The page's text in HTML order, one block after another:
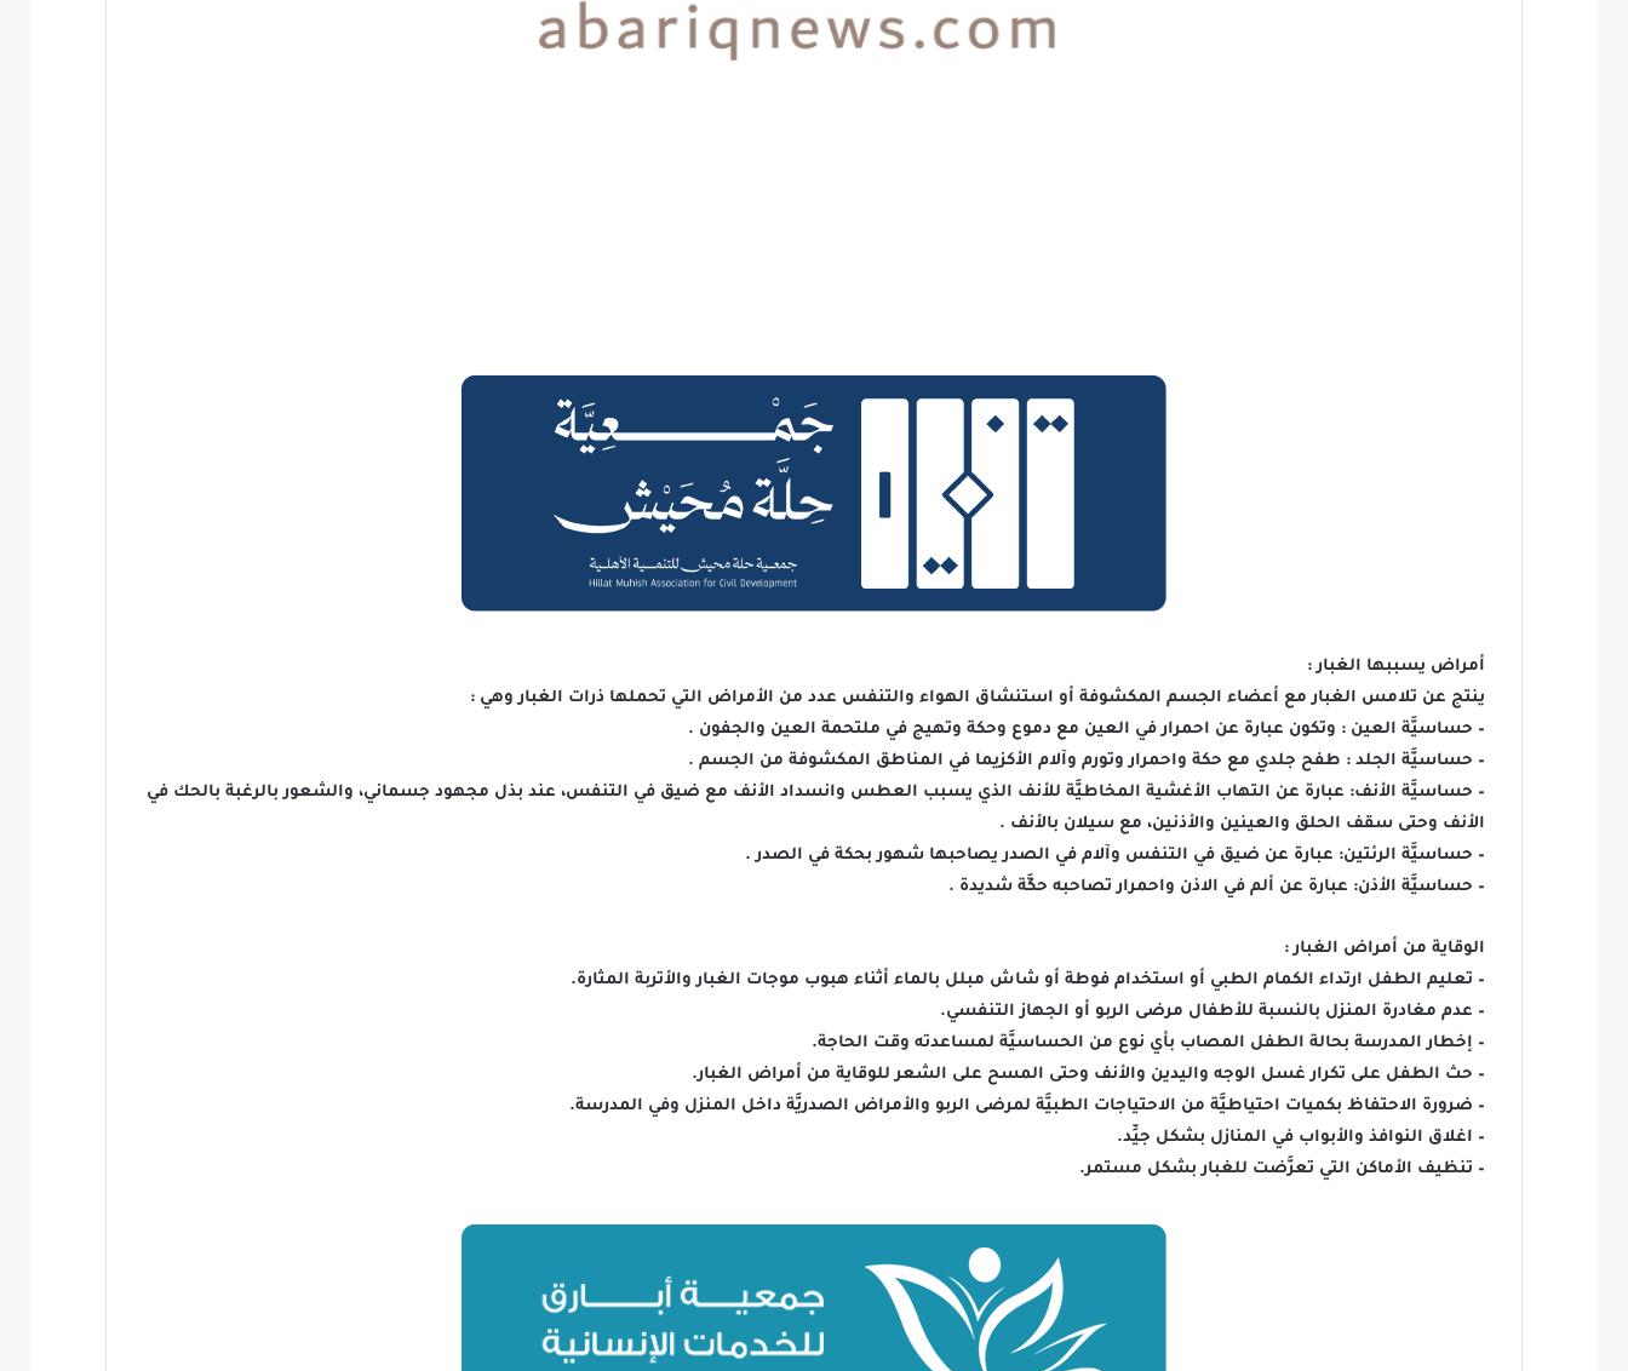
أمراض يسببها الغبار :
ينتج عن تلامس الغبار مع أعضاء الجسم المكشوفة أو استنشاق الهواء والتنفس عدد من الأمراض التي تحملها ذرات الغبار وهي :
– حساسيَّة العين : وتكون عبارة عن احمرار في العين مع دموع وحكة وتهيج في ملتحمة العين والجفون .
– حساسيَّة الجلد : طفح جلدي مع حكة واحمرار وتورم وآلام الأكزيما في المناطق المكشوفة من الجسم .
– حساسيَّة الأنف: عبارة عن التهاب الأغشية المخاطيَّة للأنف الذي يسبب العطس وانسداد الأنف مع ضيق في التنفس، عند بذل مجهود جسماني، والشعور بالرغبة بالحك في
الأنف وحتى سقف الحلق والعينين والأذنين، مع سيلان بالأنف .
– حساسيَّة الرئتين: عبارة عن ضيق في التنفس وآلام في الصدر يصاحبها شهور بحكة في الصدر .
– حساسيَّة الأذن: عبارة عن ألم في الاذن واحمرار تصاحبه حكَّة شديدة .
الوقاية من أمراض الغبار :
– تعليم الطفل ارتداء الكمام الطبي أو استخدام فوطة أو شاش مبلل بالماء أثناء هبوب موجات الغبار والأتربة المثارة.
– عدم مغادرة المنزل بالنسبة للأطفال مرضى الربو أو الجهاز التنفسي.
– إخطار المدرسة بحالة الطفل المصاب بأي نوع من الحساسيَّة لمساعدته وقت الحاجة.
– حث الطفل على تكرار غسل الوجه واليدين والأنف وحتى المسح على الشعر للوقاية من أمراض الغبار.
– ضرورة الاحتفاظ بكميات احتياطيَّة من الاحتياجات الطبيَّة لمرضى الربو والأمراض الصدريَّة داخل المنزل وفي المدرسة.
– اغلاق النوافذ والأبواب في المنازل بشكل جيِّد.
– تنظيف الأماكن التي تعرَّضت للغبار بشكل مستمر.